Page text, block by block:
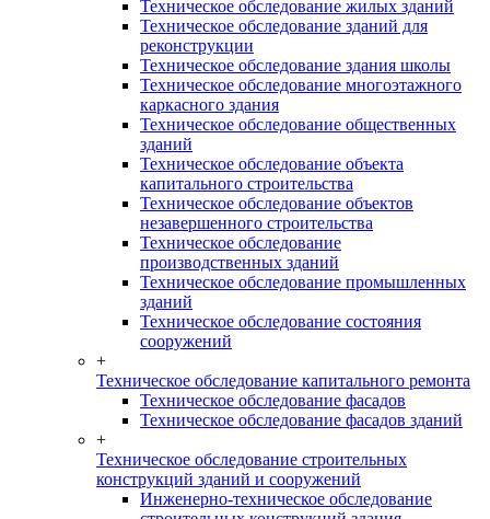
Техническое обследование жилых зданий
Техническое обследование зданий для
реконструкции
Техническое обследование здания школы
Техническое обследование многоэтажного
каркасного здания
Техническое обследование общественных
зданий
Техническое обследование объекта
капитального строительства
Техническое обследование объектов
незавершенного строительства
Техническое обследование
производственных зданий
Техническое обследование промышленных
зданий
Техническое обследование состояния
сооружений
+
Техническое обследование капитального ремонта
Техническое обследование фасадов
Техническое обследование фасадов зданий
+
Техническое обследование строительных
конструкций зданий и сооружений
Инженерно-техническое обследование